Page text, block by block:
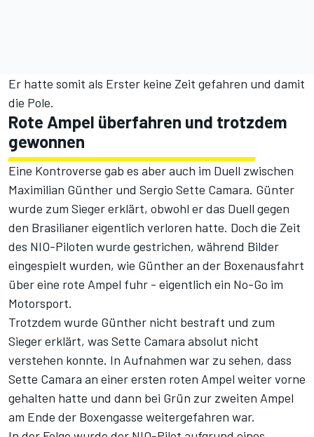
Er hatte somit als Erster keine Zeit gefahren und damit
die Pole.
Rote Ampel überfahren und trotzdem
gewonnen
Eine Kontroverse gab es aber auch im Duell zwischen
Maximilian Günther und Sergio Sette Camara. Günter
wurde zum Sieger erklärt, obwohl er das Duell gegen
den Brasilianer eigentlich verloren hatte. Doch die Zeit
des NIO-Piloten wurde gestrichen, während Bilder
eingespielt wurden, wie Günther an der Boxenausfahrt
über eine rote Ampel fuhr - eigentlich ein No-Go im
Motorsport.
Trotzdem wurde Günther nicht bestraft und zum
Sieger erklärt, was Sette Camara absolut nicht
verstehen konnte. In Aufnahmen war zu sehen, dass
Sette Camara an einer ersten roten Ampel weiter vorne
gehalten hatte und dann bei Grün zur zweiten Ampel
am Ende der Boxengasse weitergefahren war.